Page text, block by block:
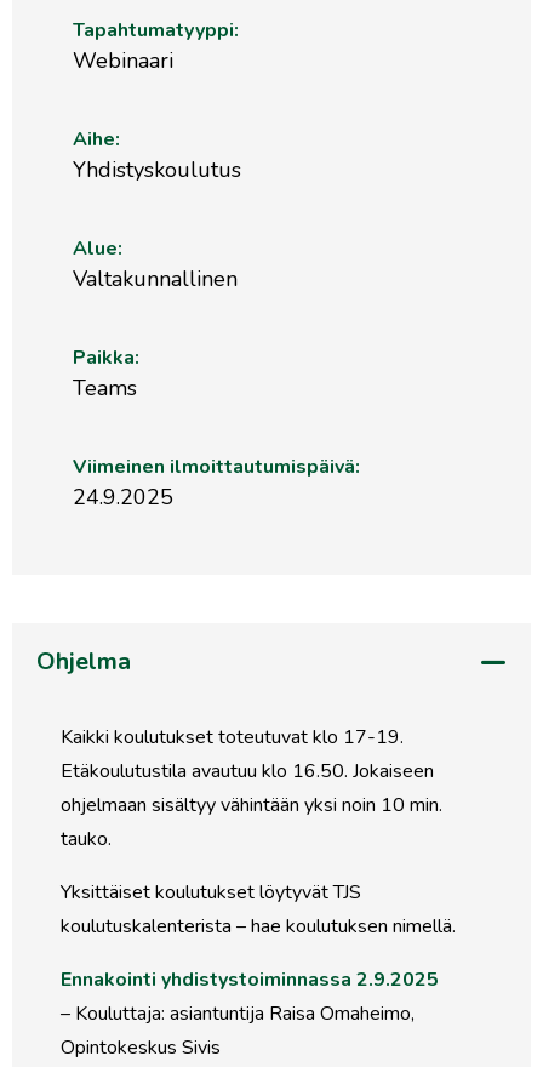
Tapahtumatyyppi:
Webinaari
Aihe:
Yhdistyskoulutus
Alue:
Valtakunnallinen
Paikka:
Teams
Viimeinen ilmoittautumispäivä:
24.9.2025
Ohjelma
Kaikki koulutukset toteutuvat klo 17-19.
Etäkoulutustila avautuu klo 16.50. Jokaiseen
ohjelmaan sisältyy vähintään yksi noin 10 min.
tauko.
Yksittäiset koulutukset löytyvät TJS
koulutuskalenterista – hae koulutuksen nimellä.
Ennakointi yhdistystoiminnassa 2.9.2025
– Kouluttaja: asiantuntija Raisa Omaheimo,
Opintokeskus Sivis